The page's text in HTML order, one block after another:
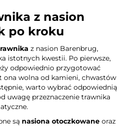
z nasion
po kroku
z nasion Barenbrug,
istotnych kwestii. Po pierwsze,
odpowiednio przygotować
ona wolna od kamieni, chwastów
warto wybrać odpowiednią
uwagę przeznaczenie trawnika
są nasiona otoczkowane oraz